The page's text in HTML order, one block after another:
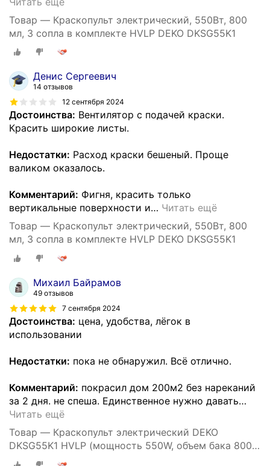
Товар — Краскопульт электрический, 550Вт, 800
мл, 3 сопла в комплекте HVLP DEKO DKSG55K1
Денис Сергеевич
14 отзывов
12 сентября 2024
Достоинства: Вентилятор с подачей краски.
Красить широкие листы.
Недостатки: Расход краски бешеный. Проще
валиком оказалось.
Комментарий: Фигня, красить только
вертикальные поверхности и… Читать ещё
Товар — Краскопульт электрический, 550Вт, 800
мл, 3 сопла в комплекте HVLP DEKO DKSG55K1
Михаил Байрамов
49 отзывов
7 сентября 2024
Достоинства: цена, удобства, лёгок в
использовании
Недостатки: пока не обнаружил. Всё отлично.
Комментарий: покрасил дом 200м2 без нареканий
за 2 дня. не спеша. Единственное нужно давать…
Читать ещё
Товар — Краскопульт электрический DEKO
DKSG55K1 HVLP (мощность 550W, объем бака 800
мл, диаметр сопла 1.8мм, поток воздуха 160 л/мин)